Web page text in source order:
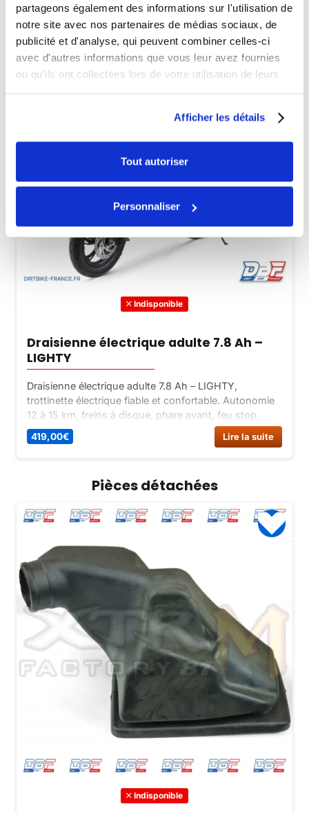
partageons également des informations sur l'utilisation de
notre site avec nos partenaires de médias sociaux, de
publicité et d'analyse, qui peuvent combiner celles-ci
avec d'autres informations que vous leur avez fournies
ou qu'ils ont collectées lors de votre utilisation de leurs
Afficher les détails
Tout autoriser
Personnaliser
Indisponible
Draisienne électrique adulte 7.8 Ah –
LIGHTY
Draisienne électrique adulte 7.8 Ah – LIGHTY,
trottinette électrique fiable et confortable. Autonomie
12 à 15 km, freins à disque, phare avant, feu stop,
klaxon électrique. Pratique et sécuritaire.
419,00€ Lire la suite
Pièces détachées
Indisponible